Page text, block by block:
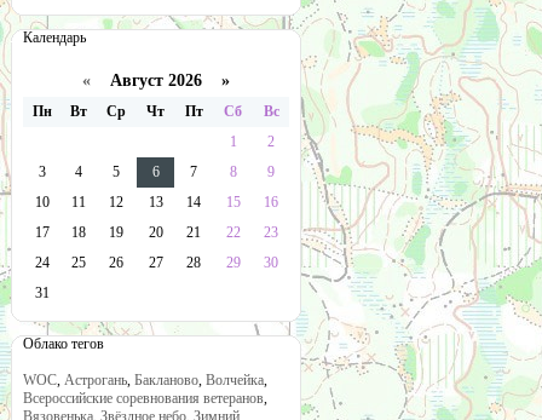
Календарь
« Август 2026 »
Пн Вт Ср Чт Пт Сб
Вс
1
2
3
4 5 6 7 8
9
10
11 12 13 14 15
16
17
18 19 20 21 22
23
24
25 26 27 28 29
30
31
Облако тегов
WOC, Астрогань, Бакланово, Волчейка,
Всероссийские соревнования ветеранов,
Вязовенька, Звёздное небо, Зимний